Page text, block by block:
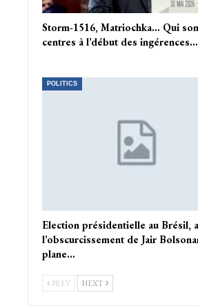
Storm-1516, Matriochka… Qui
centres à l’début des ingérences…
POLITICS
Election présidentielle au Brésil,
l’obscurcissement de Jair
plane…
PREV NEXT